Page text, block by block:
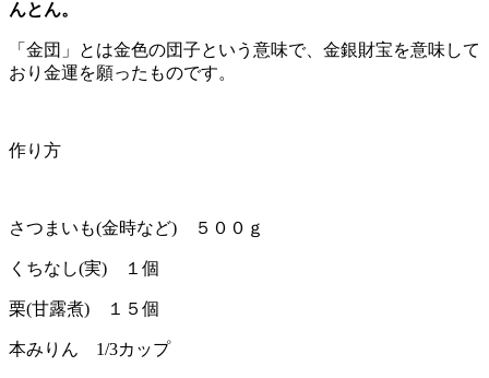
んとん。
「金団」とは金色の団子という意味で、金銀財宝を意味して
おり金運を願ったものです。
作り方
さつまいも(金時など) ５００ｇ
くちなし(実) １個
栗(甘露煮) １５個
本みりん 1/3カップ